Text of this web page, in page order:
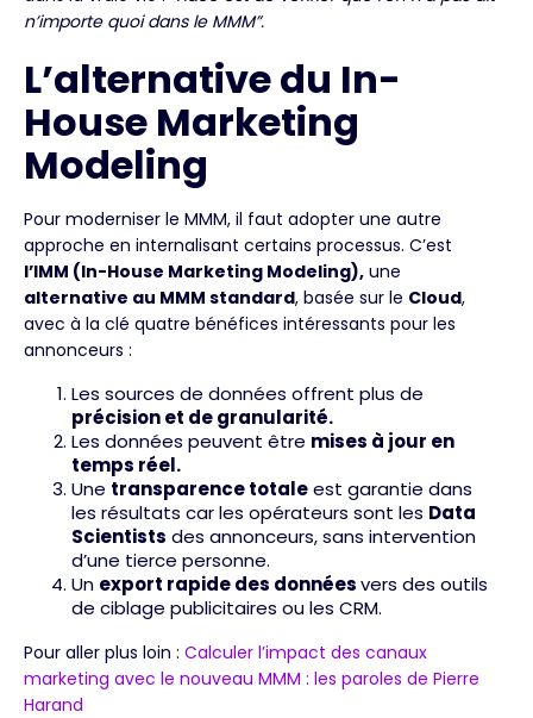
n’importe quoi dans le MMM”.
L’alternative du In-
House Marketing
Modeling
Pour moderniser le MMM, il faut adopter une autre
approche en internalisant certains processus. C’est
l’IMM (In-House Marketing Modeling), une
alternative au MMM standard, basée sur le Cloud,
avec à la clé quatre bénéfices intéressants pour les
annonceurs :
Les sources de données offrent plus de
précision et de granularité.
Les données peuvent être mises à jour en
temps réel.
Une transparence totaleest garantie dans
les résultats car les opérateurs sont les Data
Scientists des annonceurs, sans intervention
d’une tierce personne.
Un export rapide des donnéesvers des outils
de ciblage publicitaires ou les CRM.
Pour aller plus loin : Calculer l’impact des canaux
marketing avec le nouveau MMM : les paroles de Pierre
Harand